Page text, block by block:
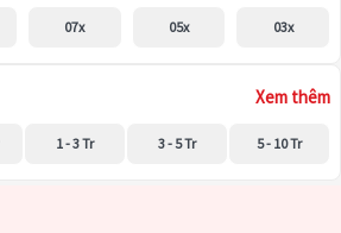
07x 05x 03x
Xem thêm
1 - 3 Tr 3 - 5 Tr 5 - 10 Tr